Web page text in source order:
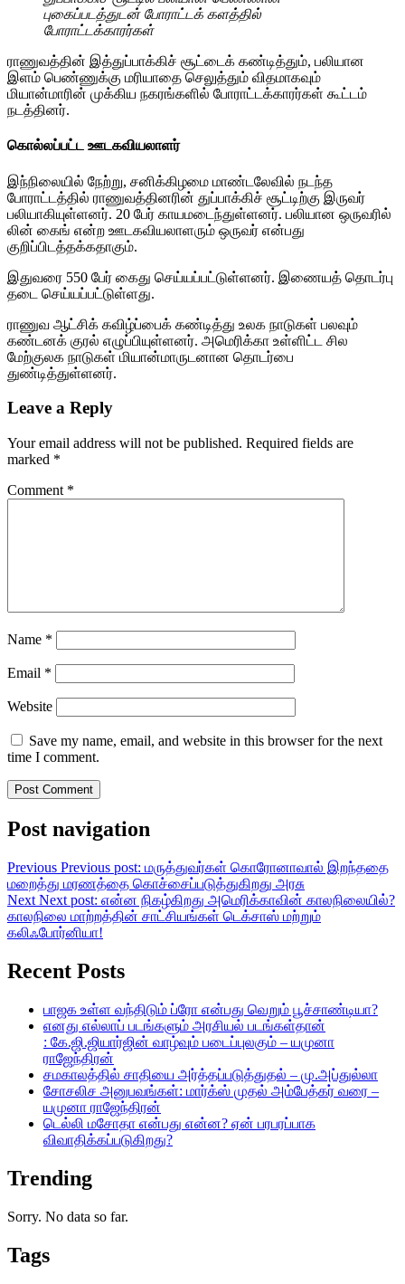
புகைப்படத்துடன் போராட்டக் களத்தில்
போராட்டக்காரர்கள்
ராணுவத்தின் இத்துப்பாக்கிச் சூட்டைக் கண்டித்தும், பலியான
இளம் பெண்ணுக்கு மரியாதை செலுத்தும் விதமாகவும்
மியான்மாரின் முக்கிய நகரங்களில் போராட்டக்காரர்கள் கூட்டம்
நடத்தினர்.
கொல்லப்பட்ட ஊடகவியலாளர்
இந்நிலையில் நேற்று, சனிக்கிழமை மாண்டலேவில் நடந்த
போராட்டத்தில் ராணுவத்தினரின் துப்பாக்கிச் சூட்டிற்கு இருவர்
பலியாகியுள்ளனர். 20 பேர் காயமடைந்துள்ளனர். பலியான ஒருவரில்
லின் கைங் என்ற ஊடகவியலாளரும் ஒருவர் என்பது
குறிப்பிடத்தக்கதாகும்.
இதுவரை 550 பேர் கைது செய்யப்பட்டுள்ளனர். இணையத் தொடர்பு
தடை செய்யப்பட்டுள்ளது.
ராணுவ ஆட்சிக் கவிழ்ப்பைக் கண்டித்து உலக நாடுகள் பலவும்
கண்டனக் குரல் எழுப்பியுள்ளனர். அமெரிக்கா உள்ளிட்ட சில
மேற்குலக நாடுகள் மியான்மாருடனான தொடர்பை
துண்டித்துள்ளனர்.
Leave a Reply
Your email address will not be published. Required fields are
marked *
Comment *
Name *
Email *
Website
Save my name, email, and website in this browser for the next
time I comment.
Post navigation
Previous Previous post: மருத்துவர்கள் கொரோனாவால் இறந்ததை
மறைத்து மரணத்தை கொச்சைப்படுத்துகிறது அரசு
Next Next post: என்ன நிகழ்கிறது அமெரிக்காவின் காலநிலையில்?
காலநிலை மாற்றத்தின் சாட்சியங்கள் டெக்சாஸ் மற்றும்
கலிஃபோர்னியா!
Recent Posts
பாஜக உள்ள வந்திடும் ப்ரோ என்பது வெறும் பூச்சாண்டியா?
எனது எல்லாப் படங்களும் அரசியல் படங்கள்தான்
: கே.ஜி.ஜியார்ஜின் வாழ்வும் படைப்புலகும் – யமுனா
ராஜேந்திரன்
சமகாலத்தில் சாதியை அர்த்தப்படுத்துதல் – மு.அப்துல்லா
சோசலிச அனுபவங்கள்: மார்க்ஸ் முதல் அம்பேத்கர் வரை –
யமுனா ராஜேந்திரன்
டெல்லி மசோதா என்பது என்ன? ஏன் பரபரப்பாக
விவாதிக்கப்படுகிறது?
Trending
Sorry. No data so far.
Tags